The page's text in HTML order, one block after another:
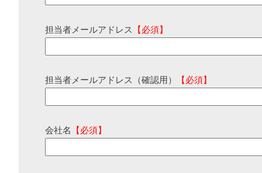
担当者メールアドレス 【必須】
担当者メールアドレス（確認用） 【必須】
会社名 【必須】